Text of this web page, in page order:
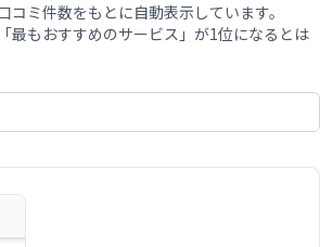
ミ件数をもとに自動表示しています。
最もおすすめのサービス」が1位になるとは